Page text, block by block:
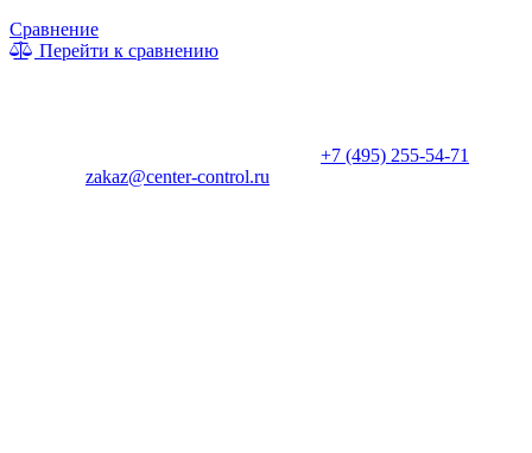
Сравнение
Перейти к сравнению
+7 (495) 255-54-71
zakaz@center-control.ru